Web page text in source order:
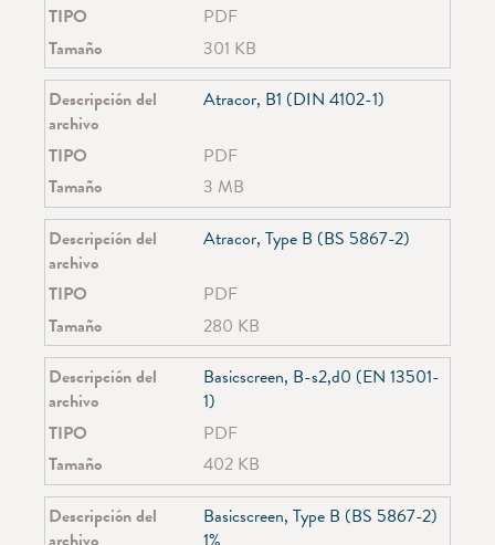
TIPO
PDF
Tamaño
301 KB
Descripción del
archivo
Atracor, B1 (DIN 4102-1)
TIPO
PDF
Tamaño
3 MB
Descripción del
archivo
Atracor, Type B (BS 5867-2)
TIPO
PDF
Tamaño
280 KB
Descripción del
archivo
Basicscreen, B-s2,d0 (EN 13501-
1)
TIPO
PDF
Tamaño
402 KB
Descripción del
Basicscreen, Type B (BS 5867-2)